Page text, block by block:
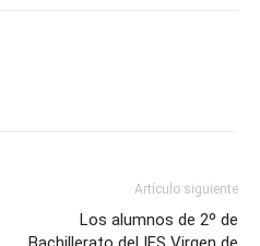
Artículo siguiente
Los alumnos de 2º de